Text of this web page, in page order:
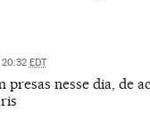
20:32 EDT
presas nesse dia, de